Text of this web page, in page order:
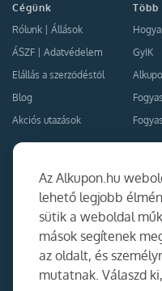
Az Alkupon.hu
lehető legjobb
sütik a weboldal
mások segítenek
az oldalt, és
mutatnak. Válaszd
Cégünk
Rólunk
Állások
ÁSZF
Adatvédelem
Elállás a szerződéstől
Blog
Akciós utazások
Több
GyIK